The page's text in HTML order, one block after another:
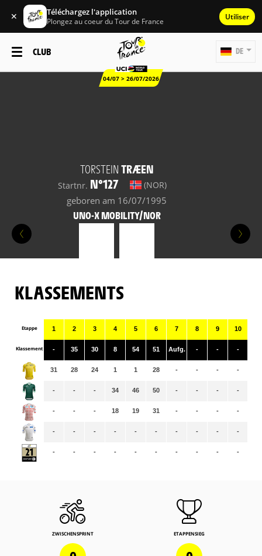
✕ Téléchargez l'application
Plongez au coeur du Tour de France Utiliser
CLUB
04/07 > 26/07/2026
DE
TORSTEIN TRÆEN
Startnr. N°127 (NOR)
geboren am 16/07/1995
UNO-X MOBILITY/NOR
KLASSEMENTS
Etappe
Klassement
1
-
31
-
-
-
-
2
35
28
-
-
-
-
3
30
24
-
-
-
-
4
8
1
34
18
-
-
5
54
1
46
19
-
-
6
51
28
50
31
-
-
7
Aufg.
-
-
-
-
-
8
-
-
-
-
-
-
9
-
-
-
-
-
-
10
-
-
-
-
-
-
ZWISCHENSPRINT ETAPPENSIEG